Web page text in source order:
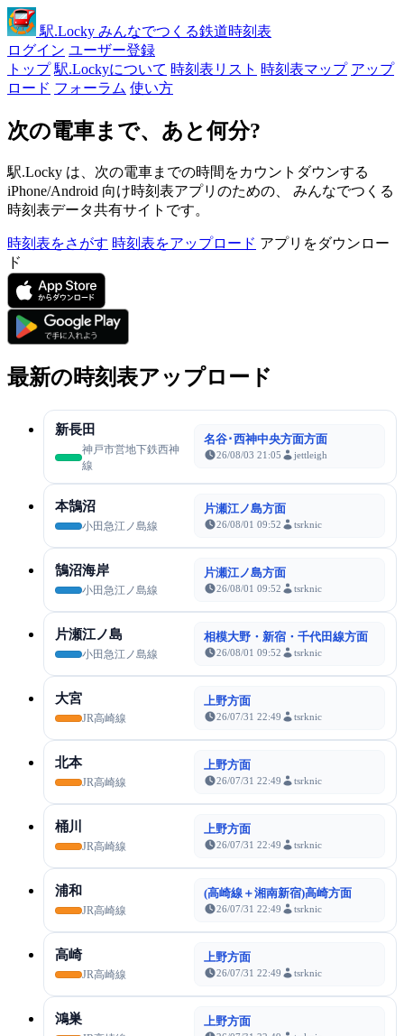
駅.Locky みんなでつくる鉄道時刻表
ログイン ユーザー登録
トップ 駅.Lockyについて 時刻表リスト 時刻表マップ アップ
ロード フォーラム 使い方
次の電車まで、あと何分?
駅.Locky は、次の電車までの時間をカウントダウンする
iPhone/Android 向け時刻表アプリのための、 みんなでつくる
時刻表データ共有サイトです。
時刻表をさがす 時刻表をアップロード アプリをダウンロー
ド
最新の時刻表アップロード
新長田
神戸市営地下鉄西神
線
名谷･西神中央方面方面
26/08/03 21:05 jettleigh
本鵠沼
小田急江ノ島線
片瀬江ノ島方面
26/08/01 09:52 tsrknic
鵠沼海岸
小田急江ノ島線
片瀬江ノ島方面
26/08/01 09:52 tsrknic
片瀬江ノ島
小田急江ノ島線
相模大野・新宿・千代田線方面
26/08/01 09:52 tsrknic
大宮
JR高崎線
上野方面
26/07/31 22:49 tsrknic
北本
JR高崎線
上野方面
26/07/31 22:49 tsrknic
桶川
JR高崎線
上野方面
26/07/31 22:49 tsrknic
浦和
JR高崎線
(高崎線＋湘南新宿)高崎方面
26/07/31 22:49 tsrknic
高崎
JR高崎線
上野方面
26/07/31 22:49 tsrknic
鴻巣 上野方面